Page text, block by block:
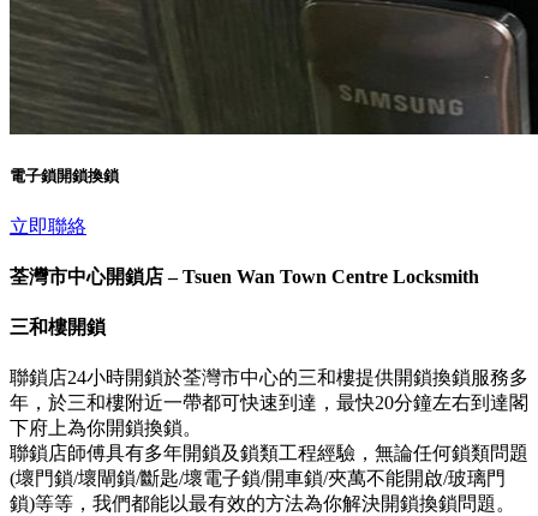
電子鎖開鎖換鎖
立即聯絡
荃灣市中心開鎖店 – Tsuen Wan Town Centre Locksmith
三和樓開鎖
聯鎖店24小時開鎖於荃灣市中心的三和樓提供開鎖換鎖服務多
年，於三和樓附近一帶都可快速到達，最快20分鐘左右到達閣
下府上為你開鎖換鎖。
聯鎖店師傅具有多年開鎖及鎖類工程經驗，無論任何鎖類問題
(壞門鎖/壞閘鎖/斷匙/壞電子鎖/開車鎖/夾萬不能開啟/玻璃門
鎖)等等，我們都能以最有效的方法為你解決開鎖換鎖問題。